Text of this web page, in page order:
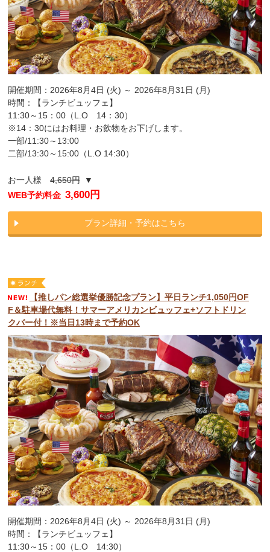
開催期間：2026年8月4日 (火) ～ 2026年8月31日 (月)
時間：【ランチビュッフェ】
11:30～15：00（L.O 14：30）
※14：30にはお料理・お飲物をお下げします。
一部/11:30～13:00
二部/13:30～15:00（L.O 14:30）
お一人様4,650円▼
WEB予約料金 3,600円
プラン詳細・予約はこちら
【推しパン総選挙優勝記念プラン】平日ランチ1,050円OF
F＆駐車場代無料！サマーアメリカンビュッフェ+ソフトドリン
クバー付！※当日13時まで予約OK
開催期間：2026年8月4日 (火) ～ 2026年8月31日 (月)
時間：【ランチビュッフェ】
11:30～15：00（L.O 14:30）